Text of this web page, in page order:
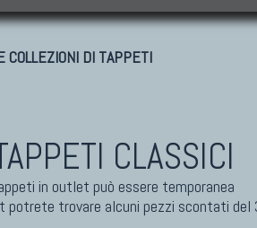
COLLEZIONI DI TAPPETI
TAPPETI DI
Marco Nereo
Daniela Marchetti
Chuk Palu
CLASSICI
in outlet può essere temporanea
trovare alcuni pezzi scontati